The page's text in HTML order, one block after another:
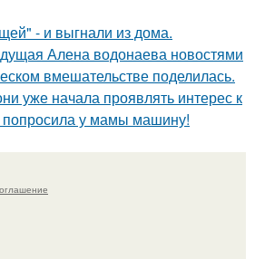
- и выгнали из дома.
Алена водонаева новостями
вмешательстве поделилась.
уже начала проявлять интерес к
у мамы машину!